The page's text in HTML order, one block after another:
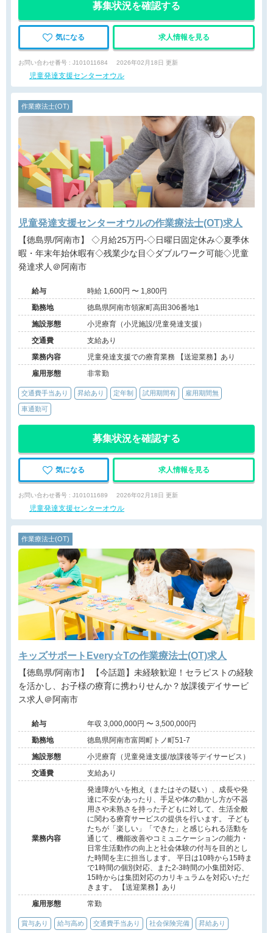
募集状況を確認する
気になる 求人情報を見る
お問い合わせ番号 : J101011684 2026年02月18日 更新
児童発達支援センターオウル
作業療法士(OT)
児童発達支援センターオウルの作業療法士(OT)求人
【徳島県/阿南市】 ◇月給25万円-◇日曜日固定休み◇夏季休
暇・年末年始休暇有◇残業少な目◇ダブルワーク可能◇児童
発達求人＠阿南市
給与
時給 1,600円 〜 1,800円
勤務地
徳島県阿南市領家町高田306番地1
施設形態
小児療育（小児施設/児童発達支援）
交通費
支給あり
業務内容
児童発達支援での療育業務 【送迎業務】あり
雇用形態
非常勤
交通費手当あり 昇給あり 定年制 試用期間有 雇用期間無
車通勤可
募集状況を確認する
気になる 求人情報を見る
お問い合わせ番号 : J101011689 2026年02月18日 更新
児童発達支援センターオウル
作業療法士(OT)
キッズサポートEvery☆Tの作業療法士(OT)求人
【徳島県/阿南市】 【今話題】未経験歓迎！セラピストの経験
を活かし、お子様の療育に携わりせんか？放課後デイサービ
ス求人＠阿南市
給与
年収 3,000,000円 〜 3,500,000円
勤務地
徳島県阿南市富岡町トノ町51-7
施設形態
小児療育（児童発達支援/放課後等デイサービス）
交通費
支給あり
業務内容
発達障がいを抱え（またはその疑い）、成長や発
達に不安があったり、手足や体の動かし方が不器
用さや未熟さを持った子どもに対して、生活全般
に関わる療育サービスの提供を行います。 子ども
たちが「楽しい」「できた」と感じられる活動を
通じて、機能改善やコミュニケーションの能力・
日常生活動作の向上と社会体験の付与を目的とし
た時間を主に担当します。 平日は10時から15時ま
で1時間の個別対応、また2-3時間の小集団対応、
15時からは集団対応のカリキュラムを対応いただ
きます。 【送迎業務】あり
雇用形態
常勤
賞与あり 給与高め 交通費手当あり 社会保険完備 昇給あり